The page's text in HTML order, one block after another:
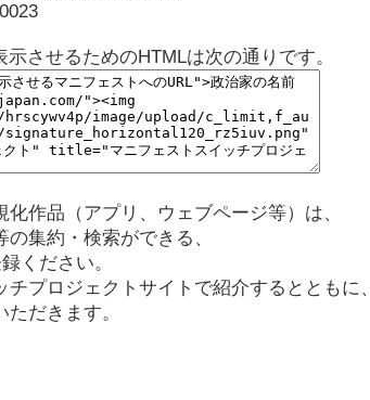
させるためのHTMLは次の通りです。
作品（アプリ、ウェブページ等）は、
集約・検索ができる、
ください。
プロジェクトサイトで紹介するとともに、
だきます。